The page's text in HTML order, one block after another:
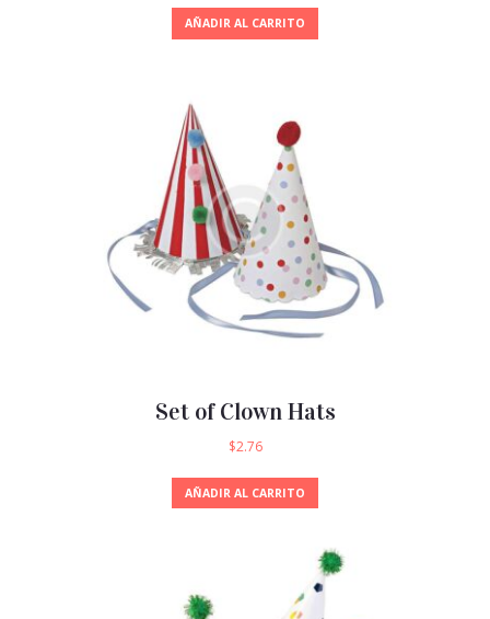
AÑADIR AL CARRITO
Set of Clown Hats
$2.76
AÑADIR AL CARRITO